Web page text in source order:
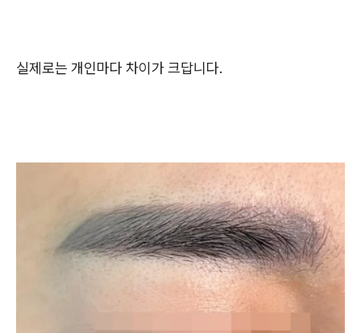
실제로는 개인마다 차이가 크답니다.